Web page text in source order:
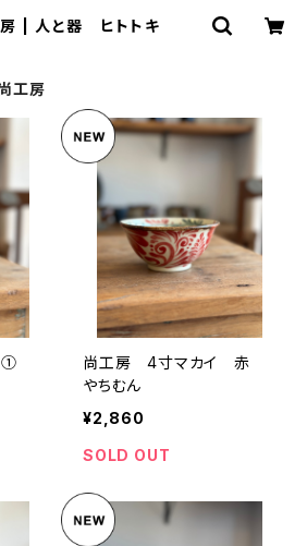
| 人と器 ヒトトキ
工房
①
尚工房 4寸マカイ 赤
やちむん
¥2,860
SOLD OUT